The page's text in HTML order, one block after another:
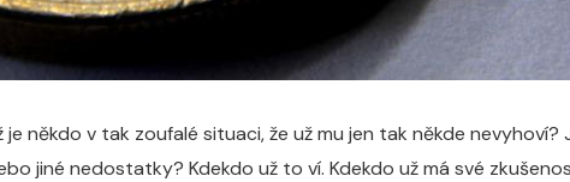
někdo v tak zoufalé situaci, že už mu jen tak někde
jiné nedostatky? Kdekdo už to ví. Kdekdo už má své